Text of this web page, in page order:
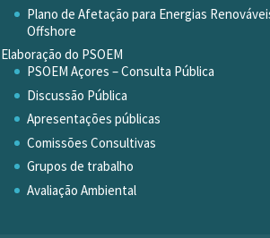
Plano de Afetação para Energias
Offshore
Elaboração do PSOEM
PSOEM Açores – Consulta Pública
Discussão Pública
Apresentações públicas
Comissões Consultivas
Grupos de trabalho
Avaliação Ambiental